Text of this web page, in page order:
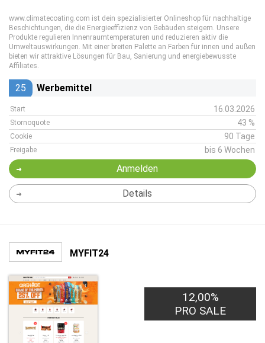
www.climatecoating.com ist dein spezialisierter Onlineshop für nachhaltige
Beschichtungen, die die Energieeffizienz von Gebäuden steigern. Unsere
Produkte regulieren Innenraumtemperaturen und reduzieren aktiv die
Umweltauswirkungen. Mit einer breiten Palette an Farben für innen und außen
bieten wir attraktive Lösungen für Bau, Sanierung und energiebewusste
Affiliates.
25 Werbemittel
Start 16.03.2026
Stornoquote 43 %
Cookie 90 Tage
Freigabe bis 6 Wochen
Anmelden
Details
MYFIT24
12,00%
PRO SALE